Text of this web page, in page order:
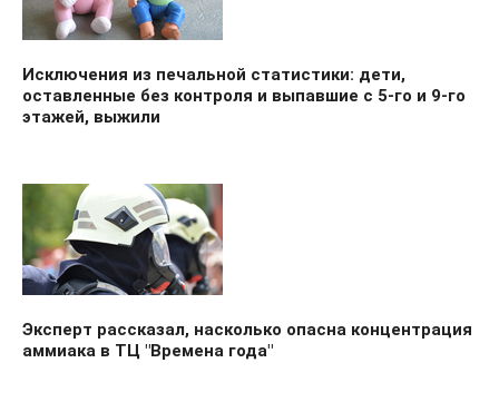
Исключения из печальной статистики: дети,
оставленные без контроля и выпавшие с 5-го и 9-го
этажей, выжили
Эксперт рассказал, насколько опасна концентрация
аммиака в ТЦ "Времена года"